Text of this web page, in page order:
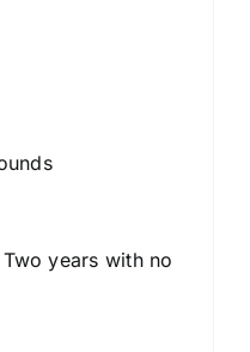
years with no